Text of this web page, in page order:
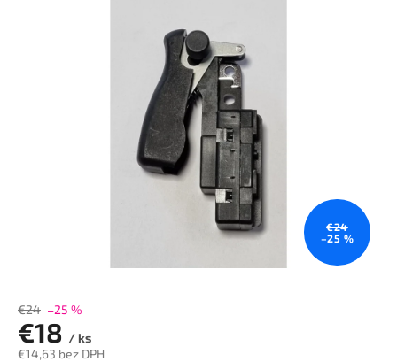
€24
–25 %
€24 –25 %
€18 / ks
€14,63 bez DPH